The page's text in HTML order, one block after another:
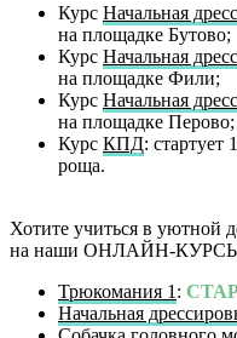
Курс Начальная
на площадке Бутово;
Курс Начальная
на площадке Фили;
Курс Начальная
на площадке Перово;
Курс КПД: стартует
роща.
Хотите учиться в уютной
на наши ОНЛАЙН-
Трюкомания 1 :
Начальная